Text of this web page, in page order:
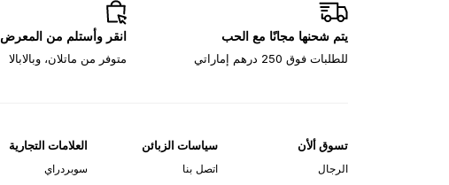
يتم شحنها مجانًا مع الحب
للطلبات فوق 250 درهم إماراتي
انقر وأستلم من المعرض
متوفر من ماتلان، وبالابالا
تسوق ألأن
الرجال
سياسات الزبائن
اتصل بنا
العلامات التجارية
سوبردراي